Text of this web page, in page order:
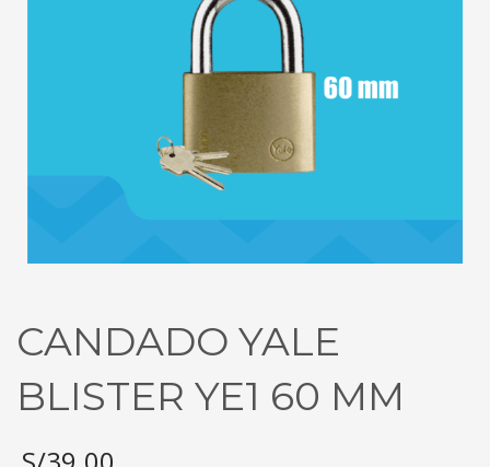
CANDADO YALE
BLISTER YE1 60 MM